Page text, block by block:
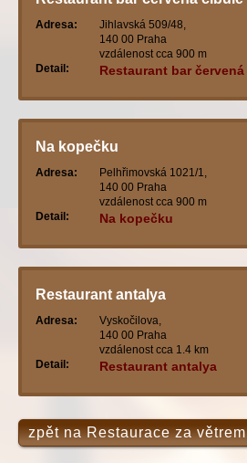
Adresa:
Jihlavská 509/48,
140 00 Praha
vzdálenost cca 900 m
Detail:
Restaurant bar červená
Na kopečku
Adresa:
Pelhřimovská 1021/1,
140 00 Praha
vzdálenost cca 900 m
Detail:
Na kopečku
Restaurant antalya
Adresa:
Vyskočilova,
140 00 Praha
vzdálenost cca 1.4 km
Detail:
Restaurant antalya
zpět na Restaurace za větrem